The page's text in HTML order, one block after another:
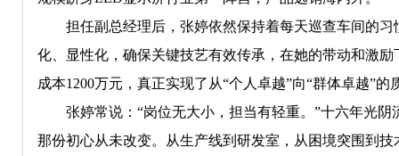
担任副总经理后，张婷依然保持着每天巡查车间的习
化、显性化，确保关键技艺有效传承，在她的带动和激
成本1200万元，真正实现了从“个人卓越”向“群体卓越”的
张婷常说：“岗位无大小，担当有轻重。”十六年光阴
那份初心从未改变。从生产线到研发室，从困境突围到